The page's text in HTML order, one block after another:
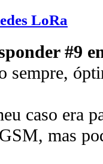
LoRa
#9
sempre,
caso era
mas